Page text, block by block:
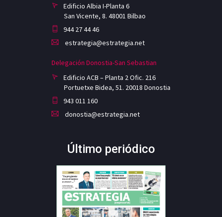
Edificio Albia I-Planta 6
San Vicente, 8. 48001 Bilbao
944 27 44 46
estrategia@estrategia.net
Delegación Donostia-San Sebastian
Edificio ACB – Planta 2 Ofic. 216
Portuetxe Bidea, 51. 20018 Donostia
943 011 160
donostia@estrategia.net
Último periódico